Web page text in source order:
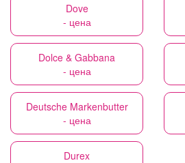
Dove
- цена
Dolce & Gabbana
- цена
Deutsche Markenbutter
- цена
Durex